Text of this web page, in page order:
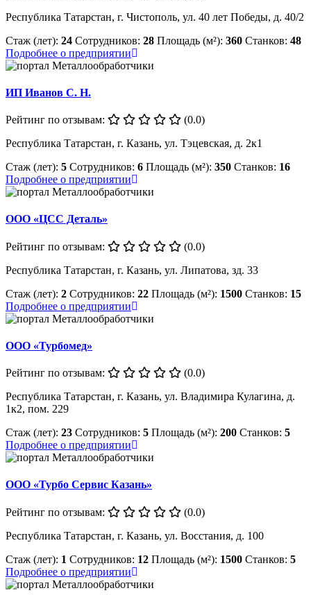
Республика Татарстан, г. Чистополь, ул. 40 лет Победы, д. 40/2
Стаж (лет): 24 Сотрудников: 28 Площадь (м²): 360 Станков: 48
Подробнее о предприятии
ИП Иванов С. Н.
Рейтинг по отзывам:
(0.0)
Республика Татарстан, г. Казань, ул. Тэцевская, д. 2к1
Стаж (лет): 5 Сотрудников: 6 Площадь (м²): 350 Станков: 16
Подробнее о предприятии
ООО «ЦСС Деталь»
Рейтинг по отзывам:
(0.0)
Республика Татарстан, г. Казань, ул. Липатова, зд. 33
Стаж (лет): 2 Сотрудников: 22 Площадь (м²): 1500 Станков: 15
Подробнее о предприятии
ООО «Турбомед»
Рейтинг по отзывам:
(0.0)
Республика Татарстан, г. Казань, ул. Владимира Кулагина, д.
1к2, пом. 229
Стаж (лет): 23 Сотрудников: 5 Площадь (м²): 200 Станков: 5
Подробнее о предприятии
ООО «Турбо Сервис Казань»
Рейтинг по отзывам:
(0.0)
Республика Татарстан, г. Казань, ул. Восстания, д. 100
Стаж (лет): 1 Сотрудников: 12 Площадь (м²): 1500 Станков: 5
Подробнее о предприятии